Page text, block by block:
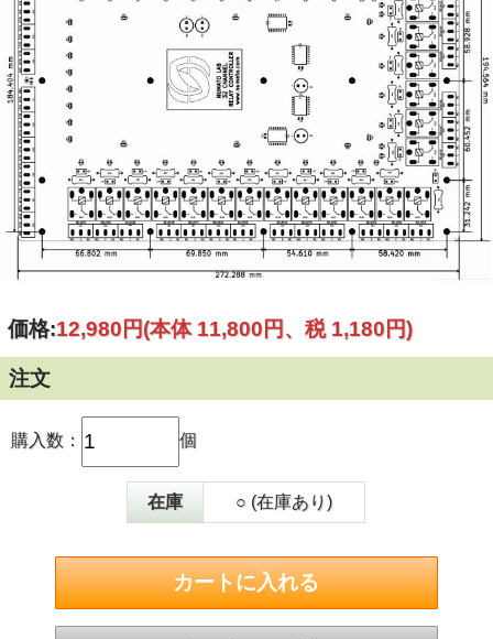
価格:12,980円(本体 11,800円、税 1,180円)
注文
購入数： 個
在庫 ○ (在庫あり)